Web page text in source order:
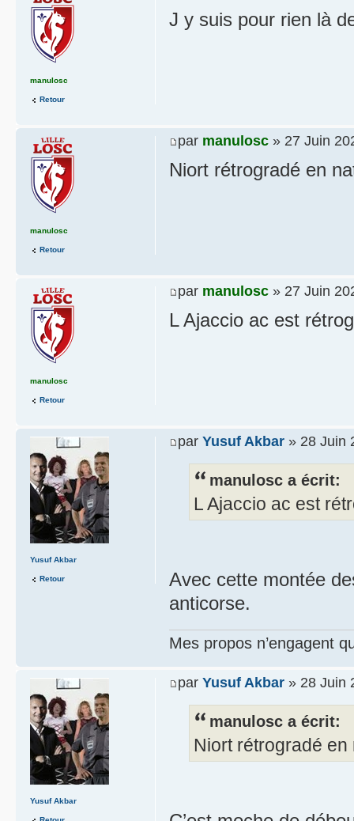
J y suis pour rien là
manulosc
Retour
par manulosc » 27 Juin
Niort rétrogradé en
manulosc
Retour
par manulosc » 27 Juin
L Ajaccio ac est
manulosc
Retour
par Yusuf Akbar » 28 Juin
manulosc a écrit:
L Ajaccio ac est
Avec cette montée
anticorse.
Mes propos n’engagent
Yusuf Akbar
Retour
par Yusuf Akbar » 28 Juin
manulosc a écrit:
Niort rétrogradé en
Yusuf Akbar